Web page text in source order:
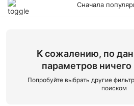
Сначала
К сожалению, по
параметров
Попробуйте выбрать другие
поиском